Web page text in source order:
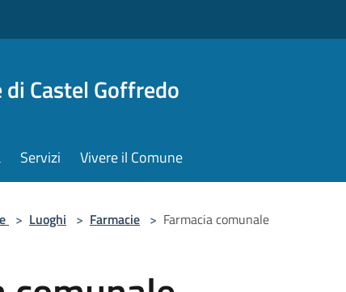
di Castel Goffredo
Servizi Vivere il Comune
> Luoghi > Farmacie > Farmacia comunale